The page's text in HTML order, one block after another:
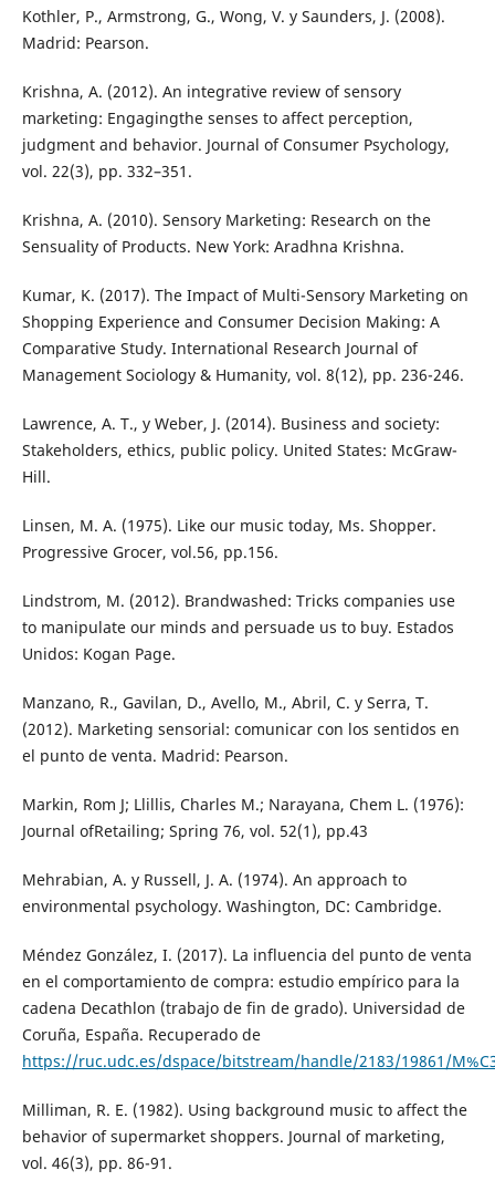
Kothler, P., Armstrong, G., Wong, V. y Saunders, J. (2008).
Madrid: Pearson.
Krishna, A. (2012). An integrative review of sensory
marketing: Engagingthe senses to affect perception,
judgment and behavior. Journal of Consumer Psychology,
vol. 22(3), pp. 332–351.
Krishna, A. (2010). Sensory Marketing: Research on the
Sensuality of Products. New York: Aradhna Krishna.
Kumar, K. (2017). The Impact of Multi-Sensory Marketing on
Shopping Experience and Consumer Decision Making: A
Comparative Study. International Research Journal of
Management Sociology & Humanity, vol. 8(12), pp. 236-246.
Lawrence, A. T., y Weber, J. (2014). Business and society:
Stakeholders, ethics, public policy. United States: McGraw-
Hill.
Linsen, M. A. (1975). Like our music today, Ms. Shopper.
Progressive Grocer, vol.56, pp.156.
Lindstrom, M. (2012). Brandwashed: Tricks companies use
to manipulate our minds and persuade us to buy. Estados
Unidos: Kogan Page.
Manzano, R., Gavilan, D., Avello, M., Abril, C. y Serra, T.
(2012). Marketing sensorial: comunicar con los sentidos en
el punto de venta. Madrid: Pearson.
Markin, Rom J; Llillis, Charles M.; Narayana, Chem L. (1976):
Journal ofRetailing; Spring 76, vol. 52(1), pp.43
Mehrabian, A. y Russell, J. A. (1974). An approach to
environmental psychology. Washington, DC: Cambridge.
Méndez González, I. (2017). La influencia del punto de venta
en el comportamiento de compra: estudio empírico para la
cadena Decathlon (trabajo de fin de grado). Universidad de
Coruña, España. Recuperado de
https://ruc.udc.es/dspace/bitstream/handle/2183/19861/
Milliman, R. E. (1982). Using background music to affect the
behavior of supermarket shoppers. Journal of marketing,
vol. 46(3), pp. 86-91.